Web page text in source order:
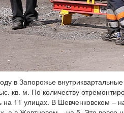
в Запорожье
кв. м. По количеству
на 11 улицах. В Шевченковском –